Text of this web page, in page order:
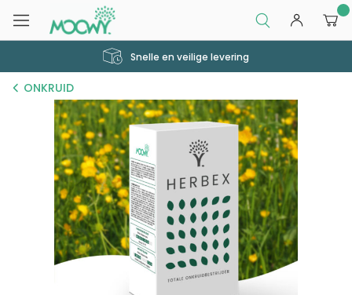
Snelle en veilige levering
ONKRUID